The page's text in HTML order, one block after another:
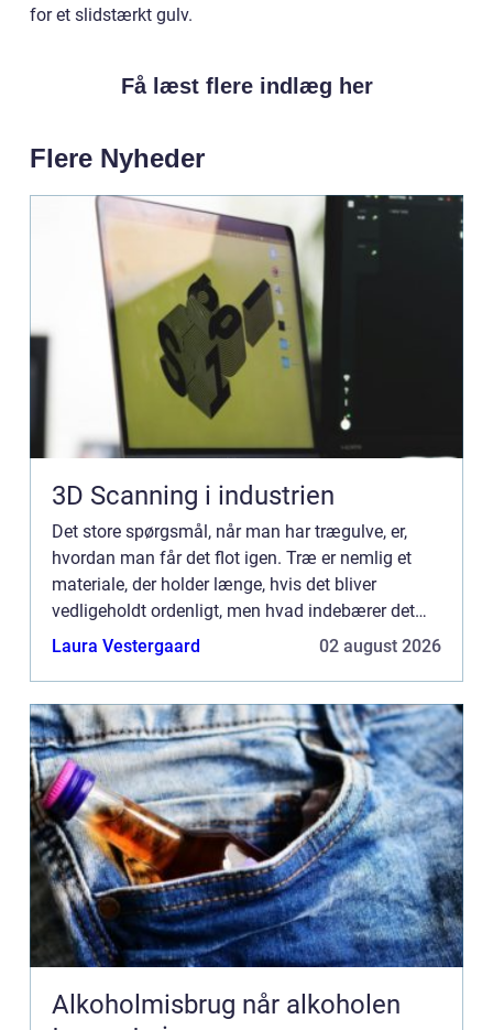
for et slidstærkt gulv.
Få læst flere indlæg her
Flere Nyheder
3D Scanning i industrien
Det store spørgsmål, når man har trægulve, er,
hvordan man får det flot igen. Træ er nemlig et
materiale, der holder længe, hvis det bliver
vedligeholdt ordenligt, men hvad indebærer det
egentlig? Først og fremmest skal gulvet
Laura Vestergaard 02 august 2026
Alkoholmisbrug når alkoholen